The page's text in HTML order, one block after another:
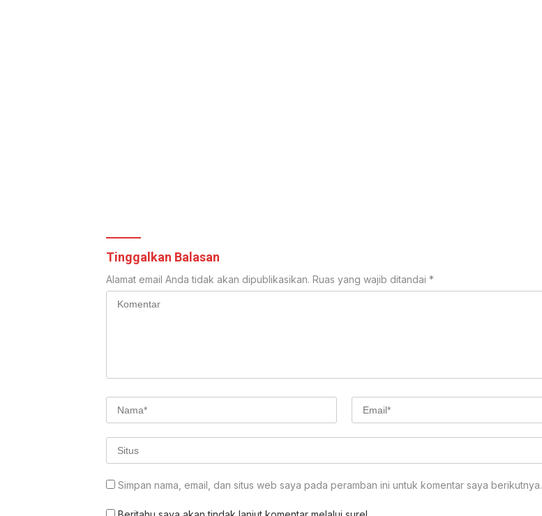
Tinggalkan Balasan
Alamat email Anda tidak akan dipublikasikan. Ruas yang wajib ditandai *
Simpan nama, email, dan situs web saya pada peramban ini untuk komentar saya berikutnya.